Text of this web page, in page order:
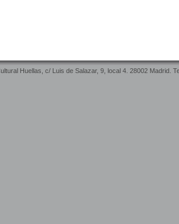
Huellas, c/ Luis de Salazar, 9, local 4. 28002 Madrid.